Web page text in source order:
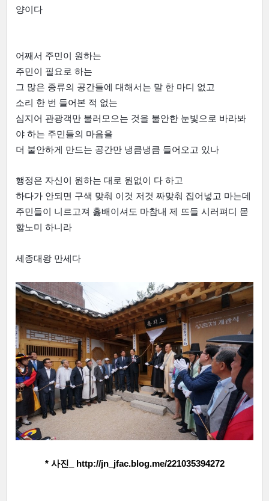
양이다
어째서 주민이 원하는
주민이 필요로 하는
그 많은 종류의 공간들에 대해서는 말 한 마디 없고
소리 한 번 들어본 적 없는
심지어 관광객만 불러모으는 것을 불안한 눈빛으로 바라봐
야 하는 주민들의 마음을
더 불안하게 만드는 공간만 냉큼냉큼 들어오고 있나
행정은 자신이 원하는 대로 원없이 다 하고
하다가 안되면 구색 맞춰 이것 저것 짜맞춰 집어넣고 마는데
주민들이 니르고져 홇배이셔도 마참내 제 뜨들 시러펴디 몯
핧노미 하니라
세종대왕 만세다
* 사진_ http://jn_jfac.blog.me/221035394272